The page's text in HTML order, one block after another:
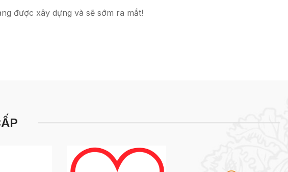
được xây dựng và sẽ sớm ra mắt!